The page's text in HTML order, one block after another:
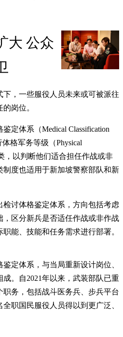
大 公众
下，一些服役人员未来或可被派往
岗位。
定体系（Medical Classification
格军务等级（Physical
，以判断他们适合担任作战或非
度也适用于新加坡警察部队和新
检讨体格鉴定体系，方向包括考虑
区分新兵是否适任作战或非作战
能、技能和任务需求进行部署。
定体系，与当局重新设计岗位、
。自2021年以来，武装部队已重
职务，包括战斗医务兵、步兵平台
职国民服役人员得以到更广泛、